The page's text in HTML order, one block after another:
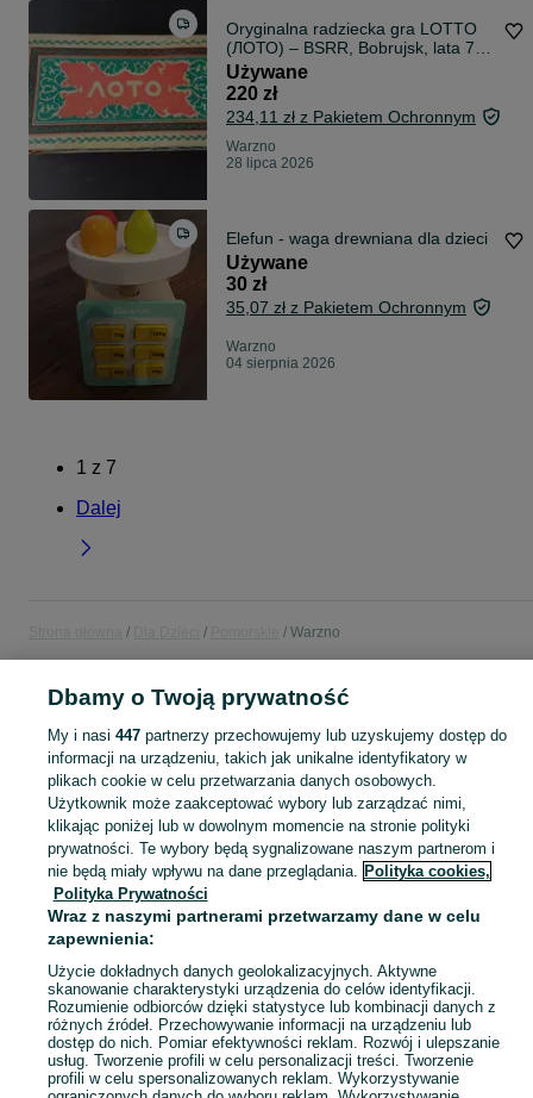
Oryginalna radziecka gra LOTTO
(ЛОТО) – BSRR, Bobrujsk, lata 70.
– komplet 90 beczułek, 24 karty
Używane
220 zł
234,11 zł z Pakietem Ochronnym
Warzno
28 lipca 2026
Elefun - waga drewniana dla dzieci
Używane
30 zł
35,07 zł z Pakietem Ochronnym
Warzno
04 sierpnia 2026
1 z 7
Dalej
Warzno
DLA DZIECI
KATEGORIA
Zobacz
Mapa kategorii
Mapa miejscowości
Mapa ministron
Popularne wyszukiwania
Dbamy o Twoją prywatność
My i nasi 447partnerzy przechowujemy lub uzyskujemy dostęp do
informacji na urządzeniu, takich jak unikalne identyfikatory w
plikach cookie w celu przetwarzania danych osobowych.
Użytkownik może zaakceptować wybory lub zarządzać nimi,
klikając poniżej lub w dowolnym momencie na stronie polityki
prywatności. Te wybory będą sygnalizowane naszym partnerom i
nie będą miały wpływu na dane przeglądania. Polityka cookies,
Polityka Prywatności
Wraz z naszymi partnerami przetwarzamy dane w celu
zapewnienia:
Użycie dokładnych danych geolokalizacyjnych. Aktywne
skanowanie charakterystyki urządzenia do celów identyfikacji.
Rozumienie odbiorców dzięki statystyce lub kombinacji danych z
różnych źródeł. Przechowywanie informacji na urządzeniu lub
dostęp do nich. Pomiar efektywności reklam. Rozwój i ulepszanie
usług. Tworzenie profili w celu personalizacji treści. Tworzenie
profili w celu spersonalizowanych reklam. Wykorzystywanie